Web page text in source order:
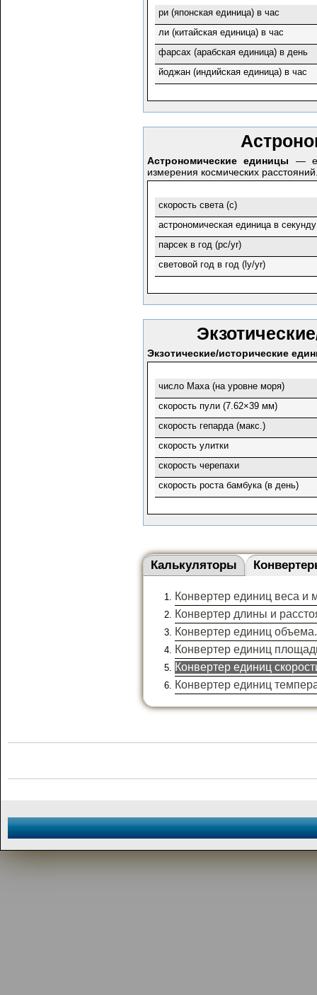
ри (японская единица) в час
ли (китайская единица) в час
фарсах (арабская единица) в день
йоджан (индийская единица) в час
Астрономические единицы —
измерения космических
скорость света (c)
астрономическая единица в
парсек в год (pc/yr)
световой год в год (ly/yr)
Экзотические/исторические
число Маха (на уровне моря)
скорость пули (7.62×39 мм)
скорость гепарда (макс.)
скорость улитки
скорость черепахи
скорость роста бамбука (в день)
Калькуляторы
Конвертер единиц веса и
Конвертер длины и
Конвертер единиц объема.
Конвертер единиц
Конвертер единиц
Конвертер единиц